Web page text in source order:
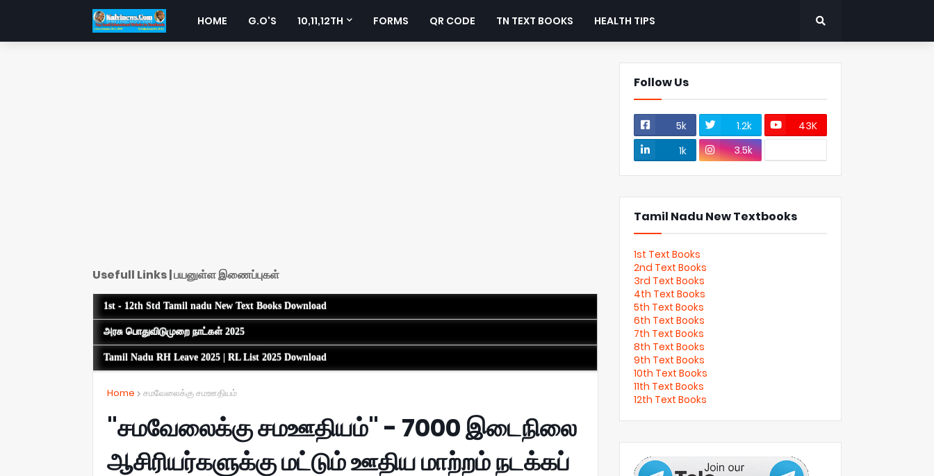
HOME G.O'S 10,11,12TH FORMS QR CODE TN TEXT BOOKS HEALTH TIPS
Usefull Links | பயனுள்ள இணைப்புகள்
1st - 12th Std Tamil nadu New Text Books Download
அரசு பொதுவிடுமுறை நாட்கள் 2025
Tamil Nadu RH Leave 2025 | RL List 2025 Download
Home சமவேலைக்கு சமஊதியம்
"சமவேலைக்கு சமஊதியம்" - 7000 இடைநிலை
ஆசிரியர்களுக்கு மட்டும் ஊதிய மாற்றம் நடக்கப்
Follow Us
5k 1.2k
43K
1k
3.5k
Tamil Nadu New Textbooks
1st Text Books
2nd Text Books
3rd Text Books
4th Text Books
5th Text Books
6th Text Books
7th Text Books
8th Text Books
9th Text Books
10th Text Books
11th Text Books
12th Text Books